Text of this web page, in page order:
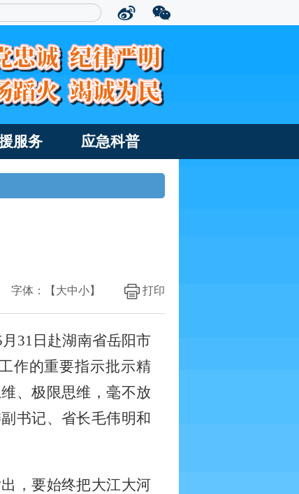
服务 应急科普
打印
字体：【 大中小】
月31日赴湖南省岳阳市
作的重要指示批示精
、极限思维，毫不放
书记、省长毛伟明和
，要始终把大江大河